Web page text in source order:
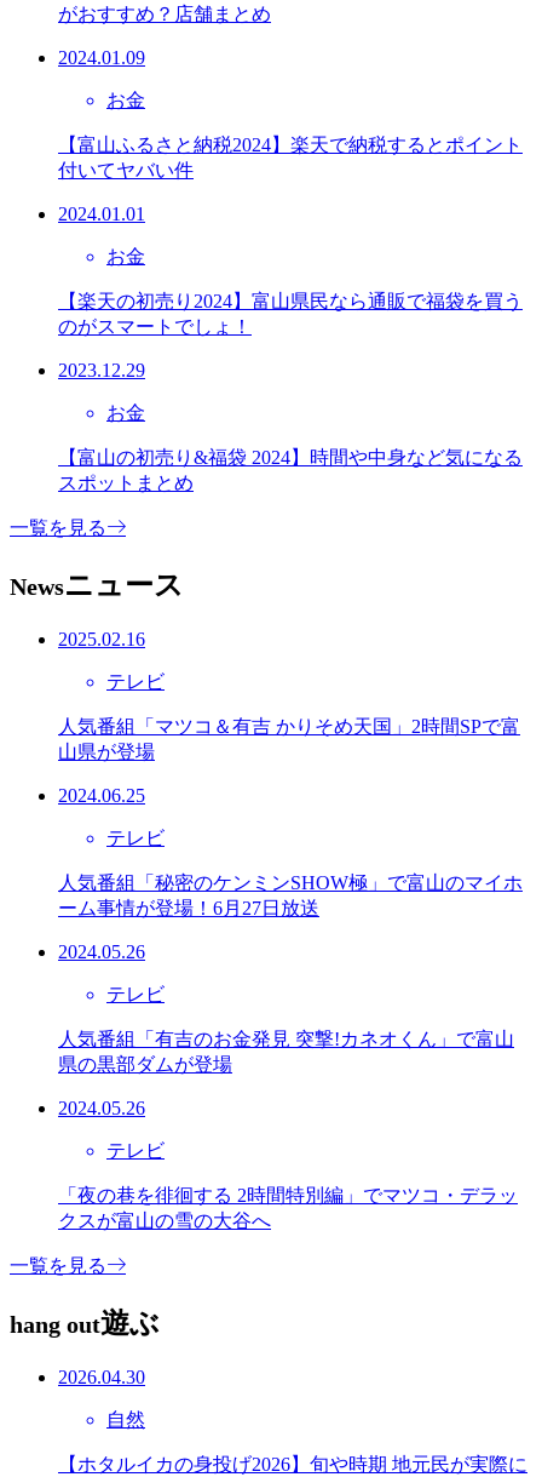
がおすすめ？店舗まとめ
2024.01.09
お金
【富山ふるさと納税2024】楽天で納税するとポイント
付いてヤバい件
2024.01.01
お金
【楽天の初売り2024】富山県民なら通販で福袋を買う
のがスマートでしょ！
2023.12.29
お金
【富山の初売り&福袋 2024】時間や中身など気になる
スポットまとめ
一覧を見る
Newsニュース
2025.02.16
テレビ
人気番組「マツコ＆有吉 かりそめ天国」2時間SPで富
山県が登場
2024.06.25
テレビ
人気番組「秘密のケンミンSHOW極」で富山のマイホ
ーム事情が登場！6月27日放送
2024.05.26
テレビ
人気番組「有吉のお金発見 突撃!カネオくん」で富山
県の黒部ダムが登場
2024.05.26
テレビ
「夜の巷を徘徊する 2時間特別編」でマツコ・デラッ
クスが富山の雪の大谷へ
一覧を見る
hang out遊ぶ
2026.04.30
自然
【ホタルイカの身投げ2026】旬や時期 地元民が実際に